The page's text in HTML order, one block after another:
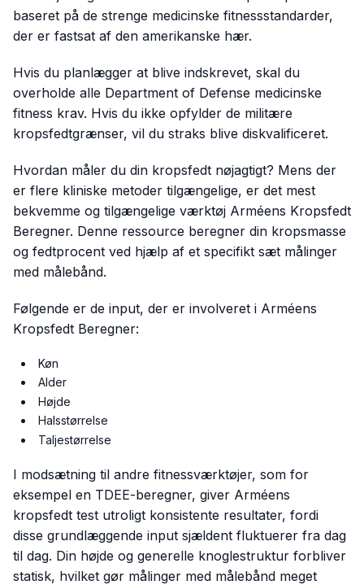
baseret på de strenge medicinske fitnessstandarder,
der er fastsat af den amerikanske hær.
Hvis du planlægger at blive indskrevet, skal du
overholde alle Department of Defense medicinske
fitness krav. Hvis du ikke opfylder de militære
kropsfedtgrænser, vil du straks blive diskvalificeret.
Hvordan måler du din kropsfedt nøjagtigt? Mens der
er flere kliniske metoder tilgængelige, er det mest
bekvemme og tilgængelige værktøj Arméens Kropsfedt
Beregner. Denne ressource beregner din kropsmasse
og fedtprocent ved hjælp af et specifikt sæt målinger
med målebånd.
Følgende er de input, der er involveret i Arméens
Kropsfedt Beregner:
Køn
Alder
Højde
Halsstørrelse
Taljestørrelse
I modsætning til andre fitnessværktøjer, som for
eksempel en TDEE-beregner, giver Arméens
kropsfedt test utroligt konsistente resultater, fordi
disse grundlæggende input sjældent fluktuerer fra dag
til dag. Din højde og generelle knoglestruktur forbliver
statisk, hvilket gør målinger med målebånd meget